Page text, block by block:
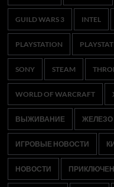
GUILD WARS 3 INTEL
PLAYSTATION
SONY STEAM
WORLD OF WARCRAFT
ВЫЖИВАНИЕ ЖЕЛЕЗО
ИГРОВЫЕ НОВОСТИ
НОВОСТИ